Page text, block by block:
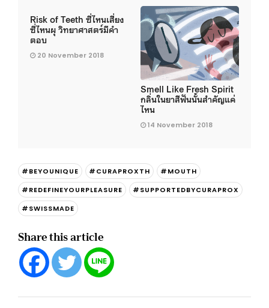
Risk of Teeth ซี่ไหนเสี่ยง
ซี่ไหนผุ วิทยาศาสตร์มีคำ
ตอบ
20 November 2018
Smell Like Fresh Spirit
กลิ่นในยาสีฟันนั้นสำคัญแค่
ไหน
14 November 2018
#BEYOUNIQUE #CURAPROXTH
#MOUTH
#REDEFINEYOURPLEASURE
#SUPPORTEDBYCURAPROX
#SWISSMADE
Share this article